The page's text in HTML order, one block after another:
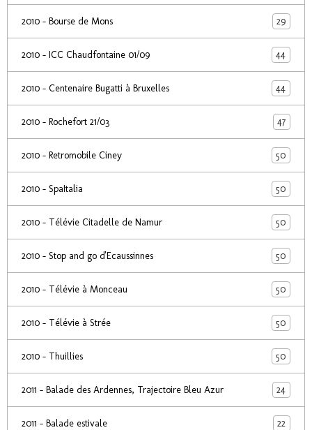
2010 - Bourse de Mons 29
2010 - ICC Chaudfontaine 01/09 44
2010 - Centenaire Bugatti à Bruxelles 44
2010 - Rochefort 21/03 47
2010 - Retromobile Ciney 50
2010 - SpaItalia 50
2010 - Télévie Citadelle de Namur 50
2010 - Stop and go d'Ecaussinnes 50
2010 - Télévie à Monceau 50
2010 - Télévie à Strée 50
2010 - Thuillies 50
2011 - Balade des Ardennes, Trajectoire Bleu Azur 24
2011 - Balade estivale 22